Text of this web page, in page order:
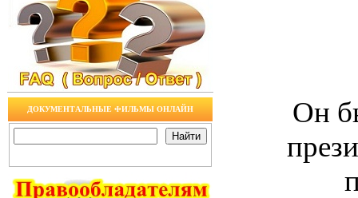
ДОКУМЕНТАЛЬНЫЕ ФИЛЬМЫ ОНЛАЙН
Он